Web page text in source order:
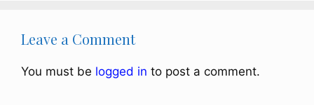
Leave a Comment
You must be logged in to post a comment.